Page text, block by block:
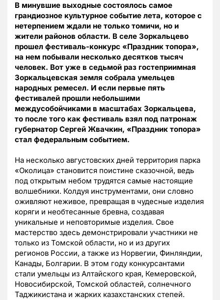
В минувшие выходные состоялось самое
грандиозное культурное событие лета, которое с
нетерпением ждали не только томичи, но и
жители районов области. В селе Зоркальцево
прошел фестиваль-конкурс «Праздник топора»,
на нем побывали несколько десятков тысяч
человек. Вот уже в седьмой раз гостеприимная
Зоркальцевская земля собрала умельцев
народных ремесел. И если первые пять
фестивалей прошли небольшими
междусобойчиками в масштабах Зоркальцева,
то после того как фестиваль взял под патронаж
губернатор Сергей Жвачкин, «Праздник топора»
стал федеральным событием.
На несколько августовских дней территория парка
«Околица» становится поистине сказочной, ведь
под открытым небом трудятся самые настоящие
волшебники. Колдуя инструментами, они словно
оживляют неживое, превращая в чудесные изделия
коряги и необтесанные бревна, создавая
уникальные и неповторимые изделия. Свое
мастерство здесь демонстрировали участники не
только из Томской области, но и из других
регионов России, а также из Норвегии, Финляндии,
Канады, Болгарии. В этом году конкурсантами
стали умельцы из Алтайского края, Кемеровской,
Новосибирской, Томской областей, солнечного
Таджикистана и жарких казахстанских степей.